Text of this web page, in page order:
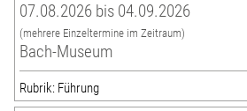
07.08.2026 bis 04.09.2026
(mehrere Einzeltermine im Zeitraum)
Bach-Museum
Rubrik: Führung